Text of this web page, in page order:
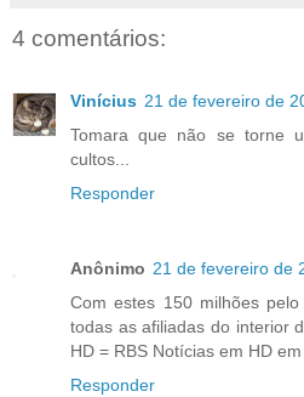
4 comentários:
Vinícius 21 de fevereiro de
Tomara que não se torne
cultos...
Responder
Anônimo 21 de fevereiro de
Com estes 150 milhões
todas as afiliadas do interior
HD = RBS Notícias em HD
Responder